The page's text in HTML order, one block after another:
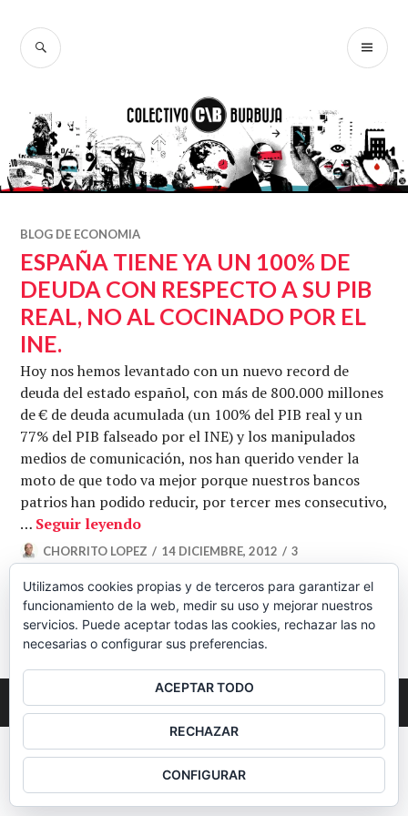
contenido
BUSCAR
BLOG DE ECONOMIA
ESPAÑA TIENE YA UN 100% DE
DEUDA CON RESPECTO A SU PIB
REAL, NO AL COCINADO POR EL
INE.
Hoy nos hemos levantado con un nuevo record de
deuda del estado español, con más de 800.000 millones
de € de deuda acumulada (un 100% del PIB real y un
77% del PIB falseado por el INE) y los manipulados
medios de comunicación, nos han querido vender la
moto de que todo va mejor porque nuestros bancos
patrios han podido reducir, por tercer mes consecutivo,
… Seguir leyendoESPAÑA TIENE YA UN 100% DE
CHORRITO LOPEZ 14 DICIEMBRE, 2012
3
BARRA
LATERAL
2026 Colectivo Burbuja
Utilizamos cookies propias y de terceros para garantizar el
funcionamiento de la web, medir su uso y mejorar nuestros
servicios. Puede aceptar todas las cookies, rechazar las no
necesarias o configurar sus preferencias.
ACEPTAR TODO
RECHAZAR
CONFIGURAR